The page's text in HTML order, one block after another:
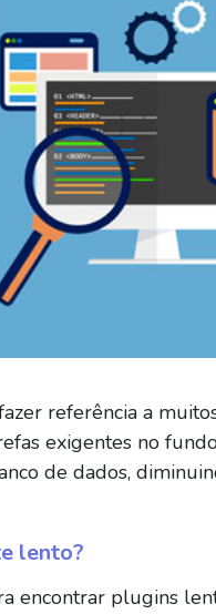
referência a
exigentes no
de dados,
lento?
encontrar plugins